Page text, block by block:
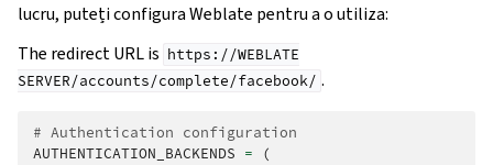
lucru, puteți configura Weblate pentru a o utiliza:
The redirect URL is https://WEBLATE
SERVER/accounts/complete/facebook/ .
# Authentication configuration
AUTHENTICATION_BACKENDS =
(